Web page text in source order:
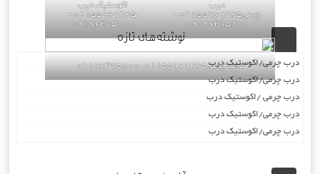
درب
چرمی02155969245-
09196375800
اکوستیک درب
02155969245-
09196375800
درب چرمی02155969245-09196375800
نوشته‌های تازه
درب چرمی/اکوستیک درب
درب چرمی/اکوستیک درب
درب چرمی /اکوستیک درب
درب چرمی/اکوستیک درب
درب چرمی/اکوستیک درب